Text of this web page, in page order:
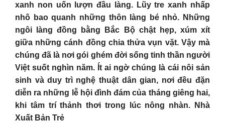
xanh non uốn lượn đầu làng. Lũy tre xanh nhấp
nhô bao quanh những thôn làng bé nhỏ. Những
ngôi làng đồng bằng Bắc Bộ chật hẹp, xúm xít
giữa những cánh đồng chia thửa vụn vặt. Vậy mà
chúng đã là nơi gói ghém đời sống tinh thần người
Việt suốt nghìn năm. Ít ai ngờ chúng là cái nôi sản
sinh và duy trì nghệ thuật dân gian, nơi đều đặn
diễn ra những lễ hội đình đám của tháng giêng hai,
khi tâm trí thảnh thơi trong lúc nông nhàn. Nhà
Xuất Bản Trẻ